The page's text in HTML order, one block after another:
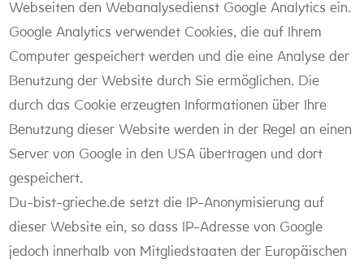
Webseiten den Webanalysedienst Google Analytics ein.
Google Analytics verwendet Cookies, die auf Ihrem
Computer gespeichert werden und die eine Analyse der
Benutzung der Website durch Sie ermöglichen. Die
durch das Cookie erzeugten Informationen über Ihre
Benutzung dieser Website werden in der Regel an einen
Server von Google in den USA übertragen und dort
gespeichert.
Du-bist-grieche.de setzt die IP-Anonymisierung auf
dieser Website ein, so dass IP-Adresse von Google
jedoch innerhalb von Mitgliedstaaten der Europäischen